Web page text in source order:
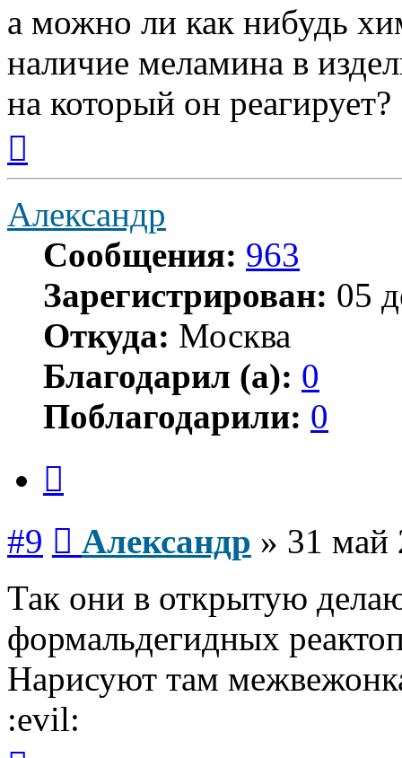
а можно ли как нибудь
наличие меламина в
на который он реагирует?
началу
Александр
Сообщения: 963
Зарегистрирован: 05
Откуда: Москва
Благодарил (а): 0
Поблагодарили: 0
#9 Александр » 31 май
Так они в открытую
формальдегидных
Нарисуют там
:evil: